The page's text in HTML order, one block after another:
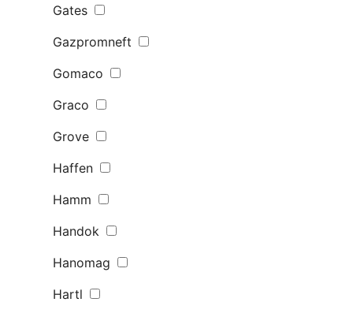
Gates
Gazpromneft
Gomaco
Graco
Grove
Haffen
Hamm
Handok
Hanomag
Hartl